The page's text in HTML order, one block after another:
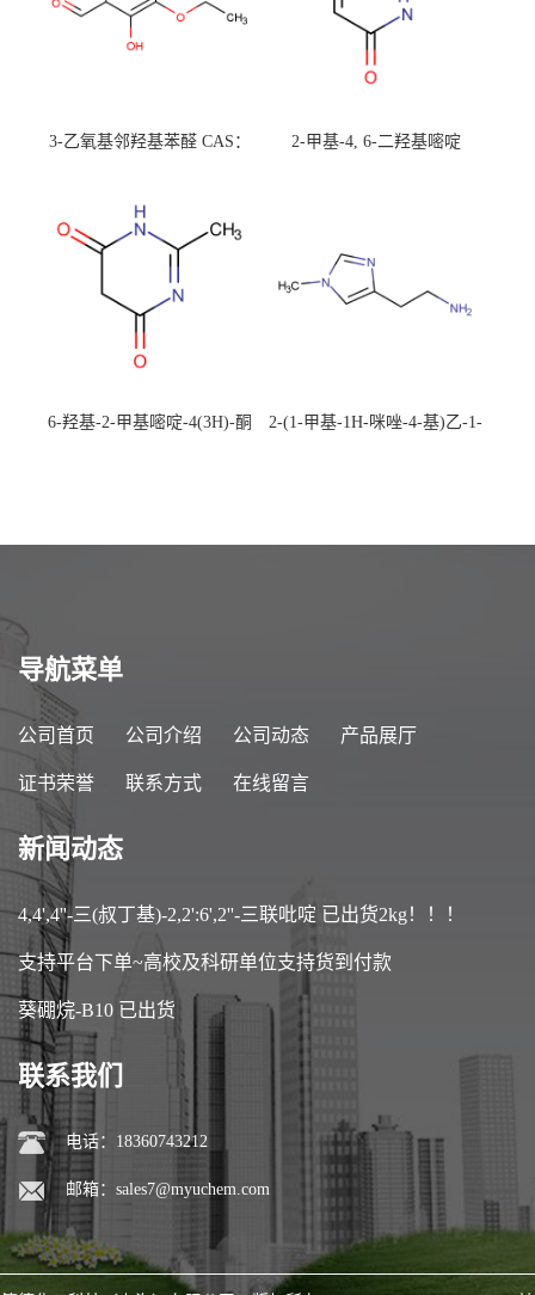
3-乙氧基邻羟基苯醛 CAS：
校可先用后付
2-甲基-4, 6-二羟基嘧啶
6-羟基-2-甲基嘧啶-4(3H)-酮
2-(1-甲基-1H-咪唑-4-基)乙-1-
导航菜单
公司首页 公司介绍 公司动态 产品展厅
证书荣誉 联系方式 在线留言
新闻动态
4,4',4''-三(叔丁基)-2,2':6',2''-三联吡啶 已出货2kg！！！
支持平台下单~高校及科研单位支持货到付款
葵硼烷-B10 已出货
联系我们
电话：18360743212
邮箱： sales7@myuchem.com